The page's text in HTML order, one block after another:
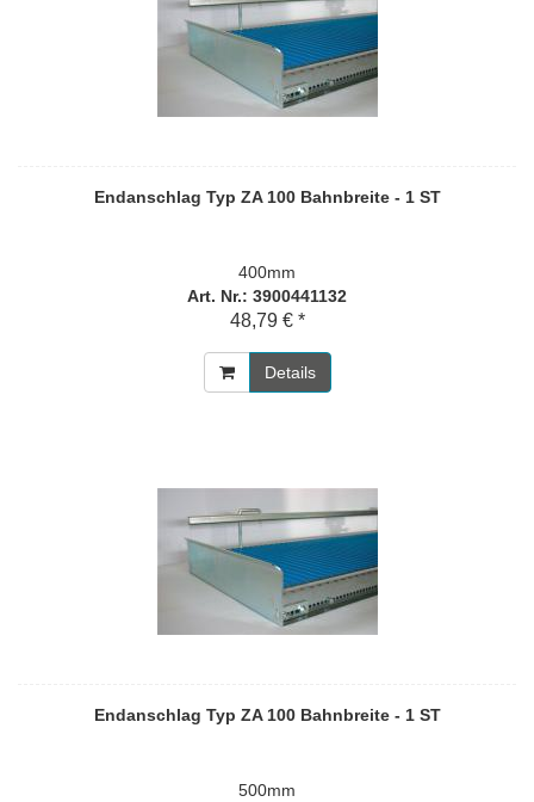
Endanschlag Typ ZA 100 Bahnbreite - 1 ST
400mm
Art. Nr.: 3900441132
48,79 € *
Details
Endanschlag Typ ZA 100 Bahnbreite - 1 ST
500mm